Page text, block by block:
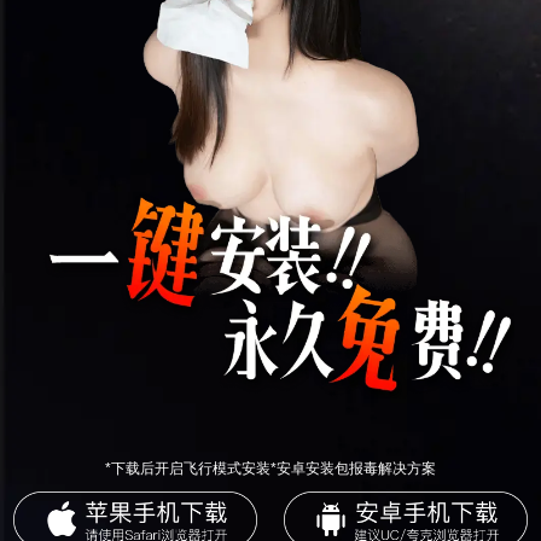
*下载后开启飞行模式安装*安卓安装包报毒解决方案